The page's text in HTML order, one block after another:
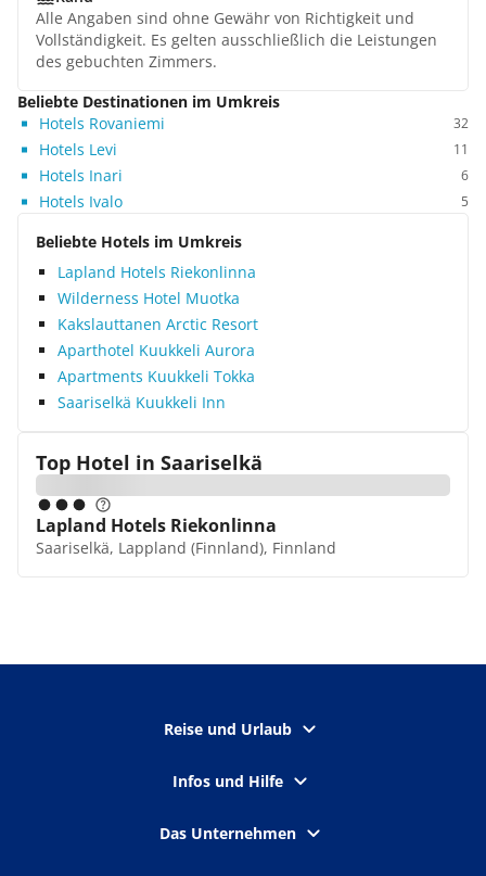
Alle Angaben sind ohne Gewähr von Richtigkeit und
Vollständigkeit. Es gelten ausschließlich die Leistungen
des gebuchten Zimmers.
Beliebte Destinationen im Umkreis
Hotels Rovaniemi
32
Hotels Levi 11
Hotels Inari 6
Hotels Ivalo 5
Beliebte Hotels im Umkreis
Lapland Hotels Riekonlinna
Wilderness Hotel Muotka
Kakslauttanen Arctic Resort
Aparthotel Kuukkeli Aurora
Apartments Kuukkeli Tokka
Saariselkä Kuukkeli Inn
Top Hotel in Saariselkä
Lapland Hotels Riekonlinna
Saariselkä, Lappland (Finnland), Finnland
Reise und Urlaub
Infos und Hilfe
Das Unternehmen